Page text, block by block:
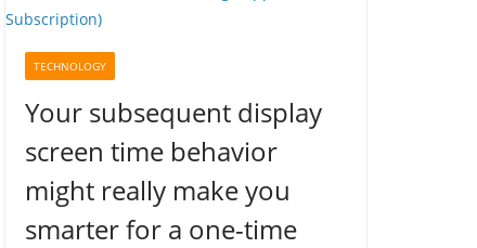
TECHNOLOGY
Your subsequent display
screen time behavior
might really make you
smarter for a one-time